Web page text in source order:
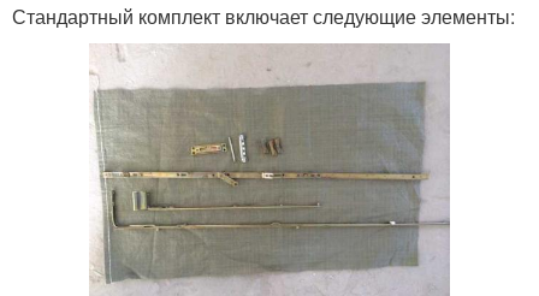
Стандартный комплект включает следующие элементы: